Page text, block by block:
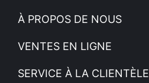
À PROPOS DE NOUS
L'entreprise
Voir nos actualités
VENTES EN LIGNE
Mon compte
SERVICE À LA CLIENTÈLE